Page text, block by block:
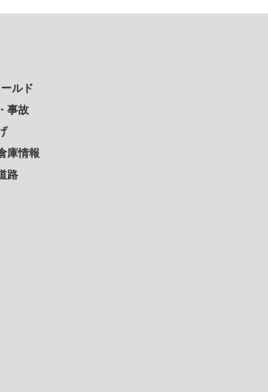
ルド
事故
庫情報
路